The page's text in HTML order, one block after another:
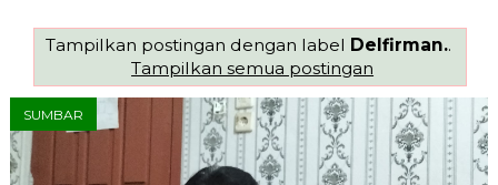
Tampilkan postingan dengan label Delfirman..
Tampilkan semua postingan
SUMBAR